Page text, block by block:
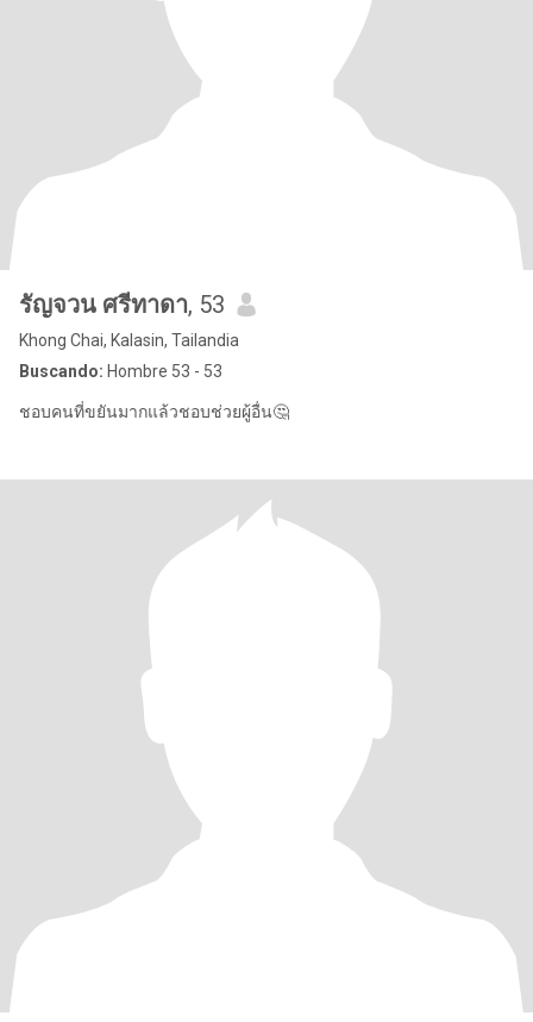
รัญจวน ศรีทาดา, 53
Khong Chai, Kalasin, Tailandia
Buscando: Hombre 53 - 53
ชอบคนที่ขยันมากแล้วชอบช่วยผู้อื่น🤔